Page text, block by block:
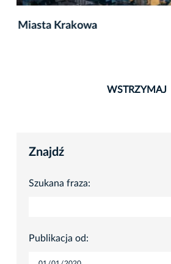
Batalia o miasto bez dzików trwa
WSTRZYMAJ
Znajdź
Szukana fraza:
Publikacja od: